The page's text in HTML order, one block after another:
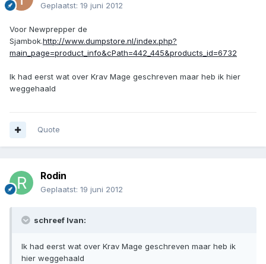
Geplaatst: 19 juni 2012
Voor Newprepper de
Sjambok.http://www.dumpstore.nl/index.php?
main_page=product_info&cPath=442_445&products_id=6732
Ik had eerst wat over Krav Mage geschreven maar heb ik hier
weggehaald
Quote
Rodin
Geplaatst: 19 juni 2012
schreef Ivan:
Ik had eerst wat over Krav Mage geschreven maar heb ik
hier weggehaald